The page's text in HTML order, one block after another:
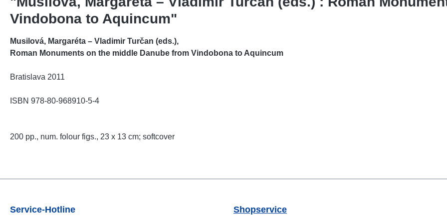
Vindobona to Aquincum"
Musilová, Margaréta – Vladimir Turčan (eds.),
Roman Monuments on the middle Danube from Vindobona to Aquincum
Bratislava 2011
ISBN 978-80-968910-5-4
200 pp., num. folour figs., 23 x 13 cm; softcover
Service-Hotline Shopservice